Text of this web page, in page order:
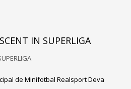
IN SUPERLIGA
de Minifotbal Realsport Deva